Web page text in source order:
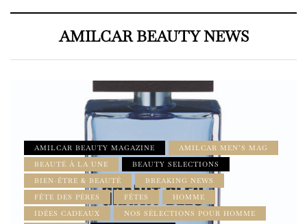
AMILCAR BEAUTY NEWS
AMILCAR BEAUTY MAGAZINE
AMILCAR MEN’S MAG
BEAUTÉ À LA UNE
BEAUTY SELECTIONS
BIEN-ÊTRE & BEAUTÉ
BREAKING NEWS
FÊTE DES PÈRES
FÊTES
HOMME
IDÉES CADEAUX
NOS SÉLECTIONS POUR HOMME